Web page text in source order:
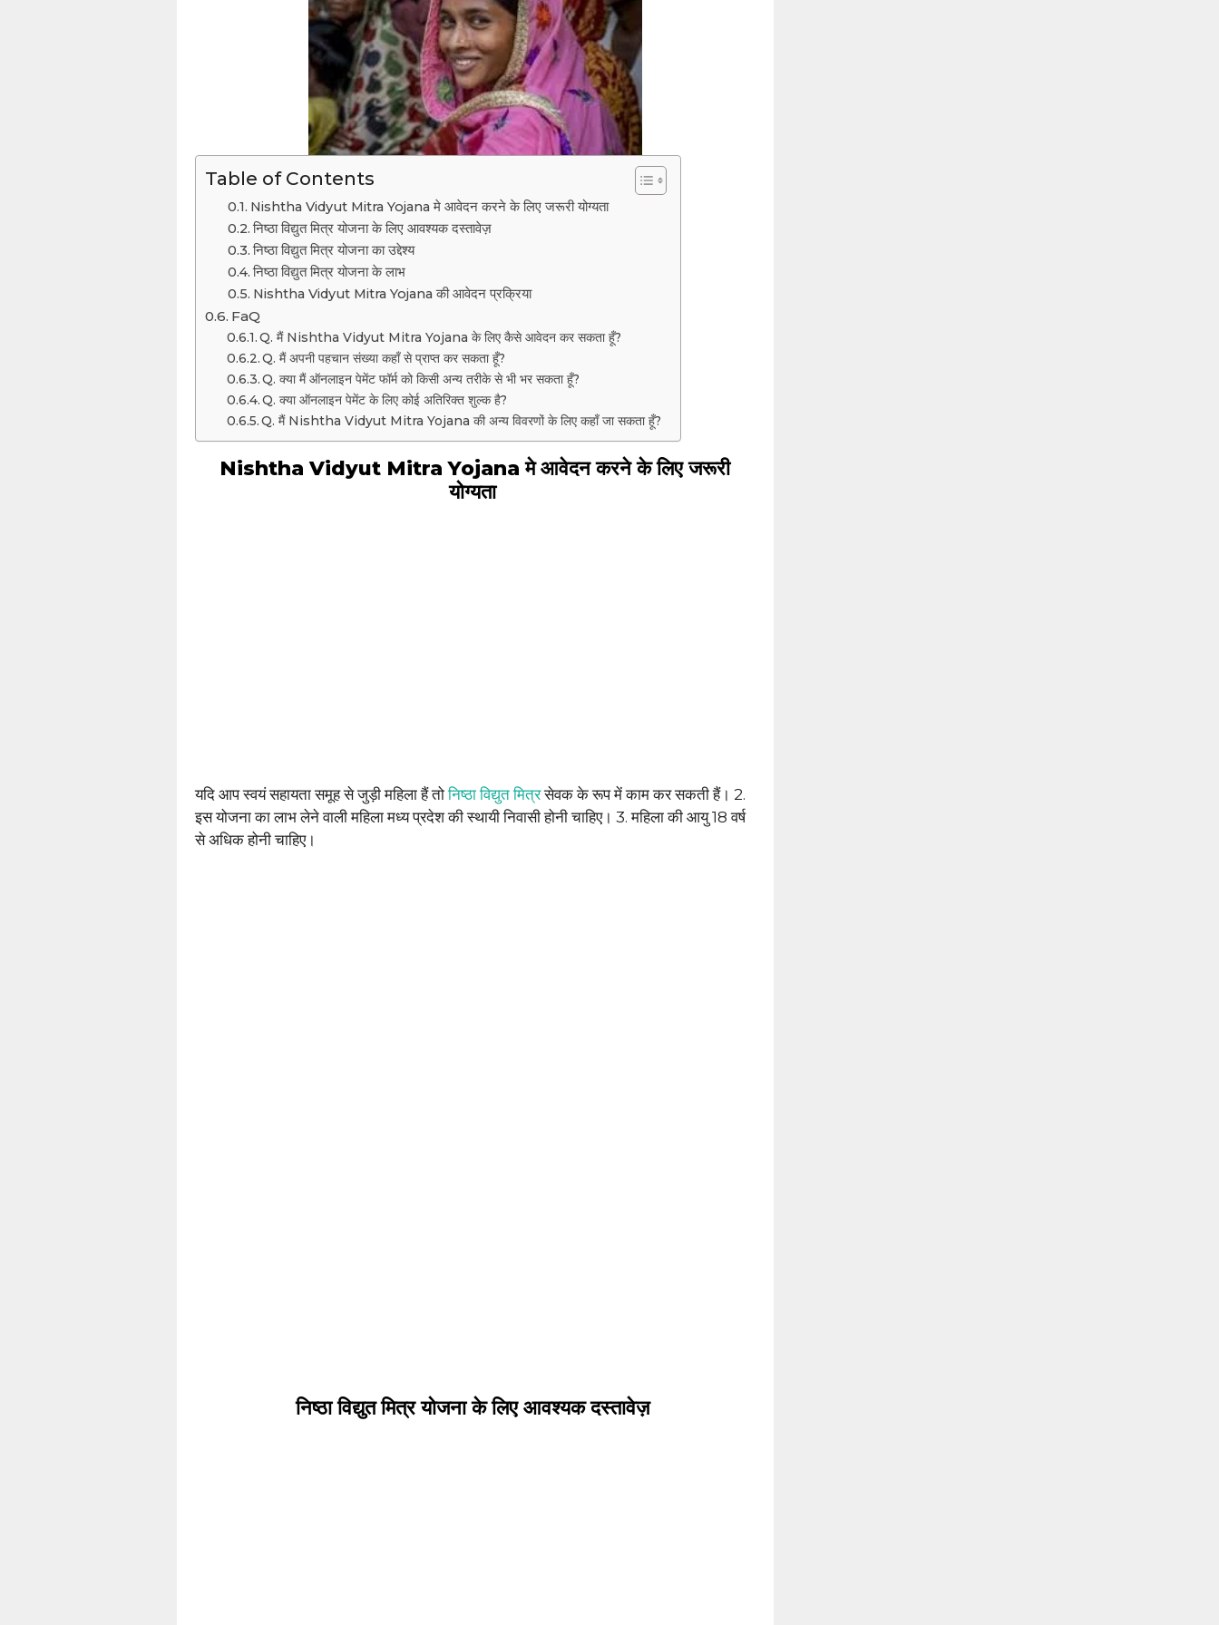
Table of Contents
Nishtha Vidyut Mitra Yojana मे आवेदन करने के लिए जरूरी योग्यता
निष्ठा विद्युत मित्र योजना के लिए आवश्यक दस्तावेज़
निष्ठा विद्युत मित्र योजना का उद्देश्य
निष्ठा विद्युत मित्र योजना के लाभ
Nishtha Vidyut Mitra Yojana की आवेदन प्रक्रिया
FaQ
Q. मैं Nishtha Vidyut Mitra Yojana के लिए कैसे आवेदन कर सकता हूँ?
Q. मैं अपनी पहचान संख्या कहाँ से प्राप्त कर सकता हूँ?
Q. क्या मैं ऑनलाइन पेमेंट फॉर्म को किसी अन्य तरीके से भी भर सकता हूँ?
Q. क्या ऑनलाइन पेमेंट के लिए कोई अतिरिक्त शुल्क है?
Q. मैं Nishtha Vidyut Mitra Yojana की अन्य विवरणों के लिए कहाँ जा सकता हूँ?
Nishtha Vidyut Mitra Yojana मे आवेदन करने के लिए जरूरी
योग्यता
यदि आप स्वयं सहायता समूह से जुड़ी महिला हैं तोनिष्ठा विद्युत मित्रसेवक के रूप में काम कर सकती हैं। 2.
इस योजना का लाभ लेने वाली महिला मध्य प्रदेश की स्थायी निवासी होनी चाहिए। 3. महिला की आयु 18 वर्ष
से अधिक होनी चाहिए।
निष्ठा विद्युत मित्र योजना के लिए आवश्यक दस्तावेज़